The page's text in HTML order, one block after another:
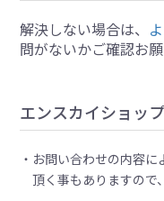
解決しない場合は、
問がないかご確認お願
エンスカイショッ
お問い合わせの内容に
頂く事もありますので